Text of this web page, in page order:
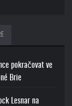
pokračovat ve
Brie
Lesnar na